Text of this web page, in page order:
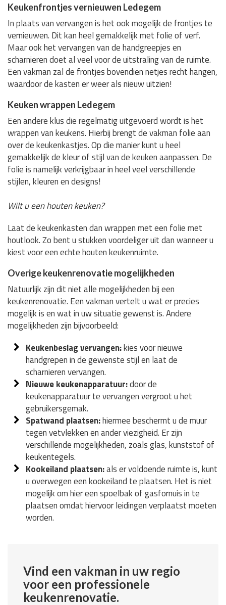
Keukenfrontjes vernieuwen Ledegem
In plaats van vervangen is het ook mogelijk de frontjes te
vernieuwen. Dit kan heel gemakkelijk met folie of verf.
Maar ook het vervangen van de handgreepjes en
scharnieren doet al veel voor de uitstraling van de ruimte.
Een vakman zal de frontjes bovendien netjes recht hangen,
waardoor de kasten er weer als nieuw uitzien!
Keuken wrappen Ledegem
Een andere klus die regelmatig uitgevoerd wordt is het
wrappen van keukens. Hierbij brengt de vakman folie aan
over de keukenkastjes. Op die manier kunt u heel
gemakkelijk de kleur of stijl van de keuken aanpassen. De
folie is namelijk verkrijgbaar in heel veel verschillende
stijlen, kleuren en designs!
Wilt u een houten keuken?
Laat de keukenkasten dan wrappen met een folie met
houtlook. Zo bent u stukken voordeliger uit dan wanneer u
kiest voor een echte houten keukenruimte.
Overige keukenrenovatie mogelijkheden
Natuurlijk zijn dit niet alle mogelijkheden bij een
keukenrenovatie. Een vakman vertelt u wat er precies
mogelijk is en wat in uw situatie gewenst is. Andere
mogelijkheden zijn bijvoorbeeld:
Keukenbeslag vervangen:kies voor nieuwe
handgrepen in de gewenste stijl en laat de
scharnieren vervangen.
Nieuwe keukenapparatuur:door de
keukenapparatuur te vervangen vergroot u het
gebruikersgemak.
Spatwand plaatsen:hiermee beschermt u de muur
tegen vetvlekken en ander viezigheid. Er zijn
verschillende mogelijkheden, zoals glas, kunststof of
keukentegels.
Kookeiland plaatsen:als er voldoende ruimte is, kunt
u overwegen een kookeiland te plaatsen. Het is niet
mogelijk om hier een spoelbak of gasfornuis in te
plaatsen omdat hiervoor leidingen verplaatst moeten
worden.
Vind een vakman in uw regio
voor een professionele
keukenrenovatie.